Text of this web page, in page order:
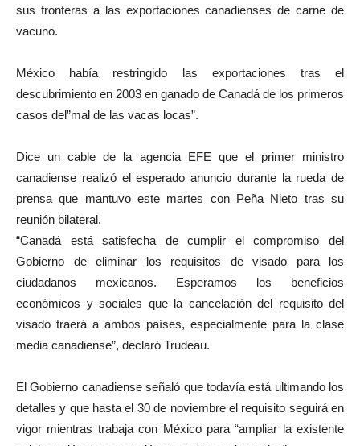
sus fronteras a las exportaciones canadienses de carne de
vacuno.
México había restringido las exportaciones tras el
descubrimiento en 2003 en ganado de Canadá de los primeros
casos del”mal de las vacas locas”.
Dice un cable de la agencia EFE que el primer ministro
canadiense realizó el esperado anuncio durante la rueda de
prensa que mantuvo este martes con Peña Nieto tras su
reunión bilateral.
“Canadá está satisfecha de cumplir el compromiso del
Gobierno de eliminar los requisitos de visado para los
ciudadanos mexicanos. Esperamos los beneficios
económicos y sociales que la cancelación del requisito del
visado traerá a ambos países, especialmente para la clase
media canadiense”, declaró Trudeau.
El Gobierno canadiense señaló que todavía está ultimando los
detalles y que hasta el 30 de noviembre el requisito seguirá en
vigor mientras trabaja con México para “ampliar la existente